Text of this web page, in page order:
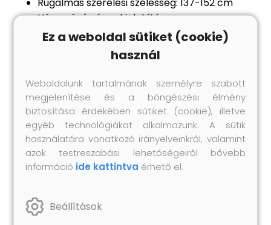
Háromágú vázas kialakítás
4 állítható nylon pánttal
Hozzáillő cipzáras tárolóval
Rögzítési tartozékok (a szemes horgok, a
rögzítőanyák és a gombok tengerészeti
minősítésű, 316-os rozsdamentes acélból, a
többi tartozék 304-es rozsdamentes acélból
készült)
Hosszú távú használatra alkalmas
UV-, időjárás- és vízálló
penészgomba-álló
Ez a weboldal sütiket (cookie)
használ
Weboldalunk tartalmának személyre szabott
megjelenítése és a böngészési élmény
biztosítása érdekében sütiket (cookie), illetve
egyéb technológiákat alkalmazunk. A sütik
használatára vonatkozó irányelveinkről, valamint
azok testreszabási lehetőségeiről bővebb
információ ide kattintva érhető el.
Beállítások